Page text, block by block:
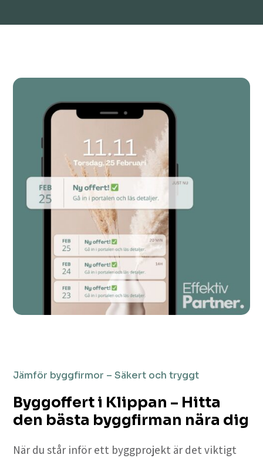
Jämför byggfirmor – Säkert och tryggt
Byggoffert i Klippan – Hitta
den bästa byggfirman nära dig
När du står inför ett byggprojekt är det viktigt